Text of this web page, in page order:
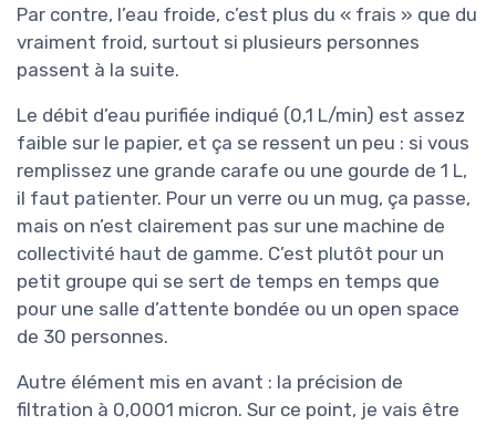
Par contre, l’eau froide, c’est plus du « frais » que du
vraiment froid, surtout si plusieurs personnes
passent à la suite.
Le débit d’eau purifiée indiqué (0,1 L/min) est assez
faible sur le papier, et ça se ressent un peu : si vous
remplissez une grande carafe ou une gourde de 1 L,
il faut patienter. Pour un verre ou un mug, ça passe,
mais on n’est clairement pas sur une machine de
collectivité haut de gamme. C’est plutôt pour un
petit groupe qui se sert de temps en temps que
pour une salle d’attente bondée ou un open space
de 30 personnes.
Autre élément mis en avant : la précision de
filtration à 0,0001 micron. Sur ce point, je vais être